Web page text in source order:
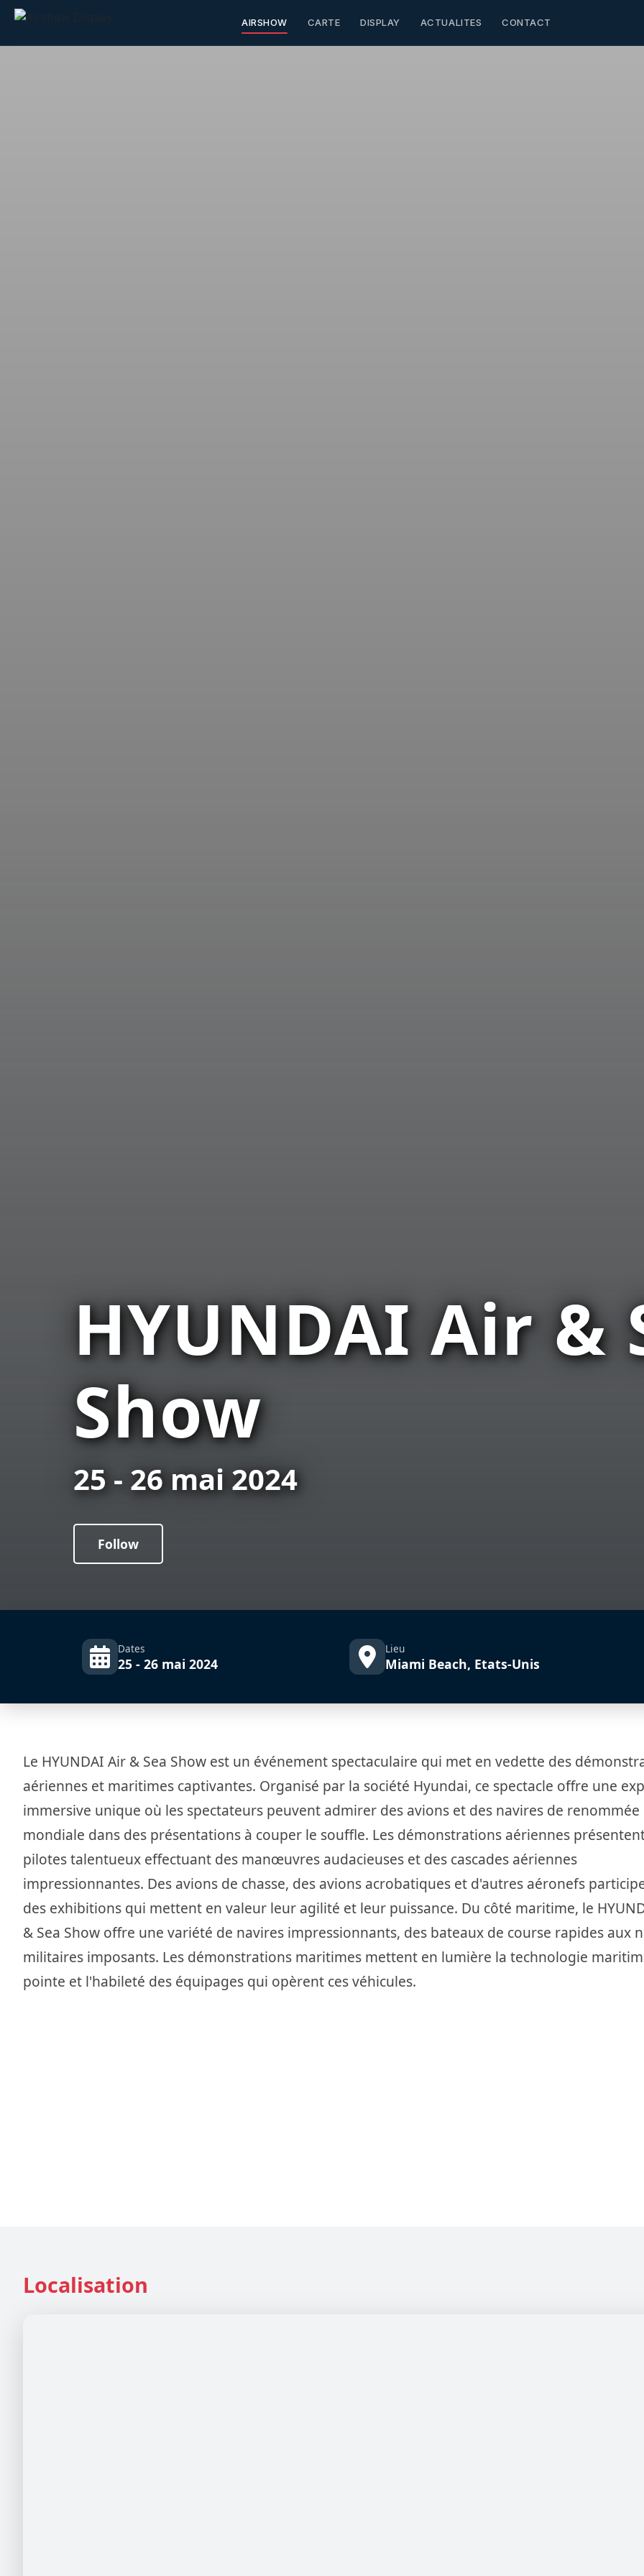
AIRSHOW CARTE DISPLAY ACTUALITES CONTACT
HYUNDAI Air &
Show
25 - 26 mai 2024
Follow
Dates
25 - 26 mai 2024
Lieu
Miami Beach, Etats-Unis
Le HYUNDAI Air & Sea Show est un événement spectaculaire qui met en vedette des
aériennes et maritimes captivantes. Organisé par la société Hyundai, ce spectacle offre une
immersive unique où les spectateurs peuvent admirer des avions et des navires de renommée
mondiale dans des présentations à couper le souffle. Les démonstrations aériennes
pilotes talentueux effectuant des manœuvres audacieuses et des cascades aériennes
impressionnantes. Des avions de chasse, des avions acrobatiques et d'autres aéronefs
des exhibitions qui mettent en valeur leur agilité et leur puissance. Du côté maritime, le
& Sea Show offre une variété de navires impressionnants, des bateaux de course rapides aux
militaires imposants. Les démonstrations maritimes mettent en lumière la technologie
pointe et l'habileté des équipages qui opèrent ces véhicules.
Localisation